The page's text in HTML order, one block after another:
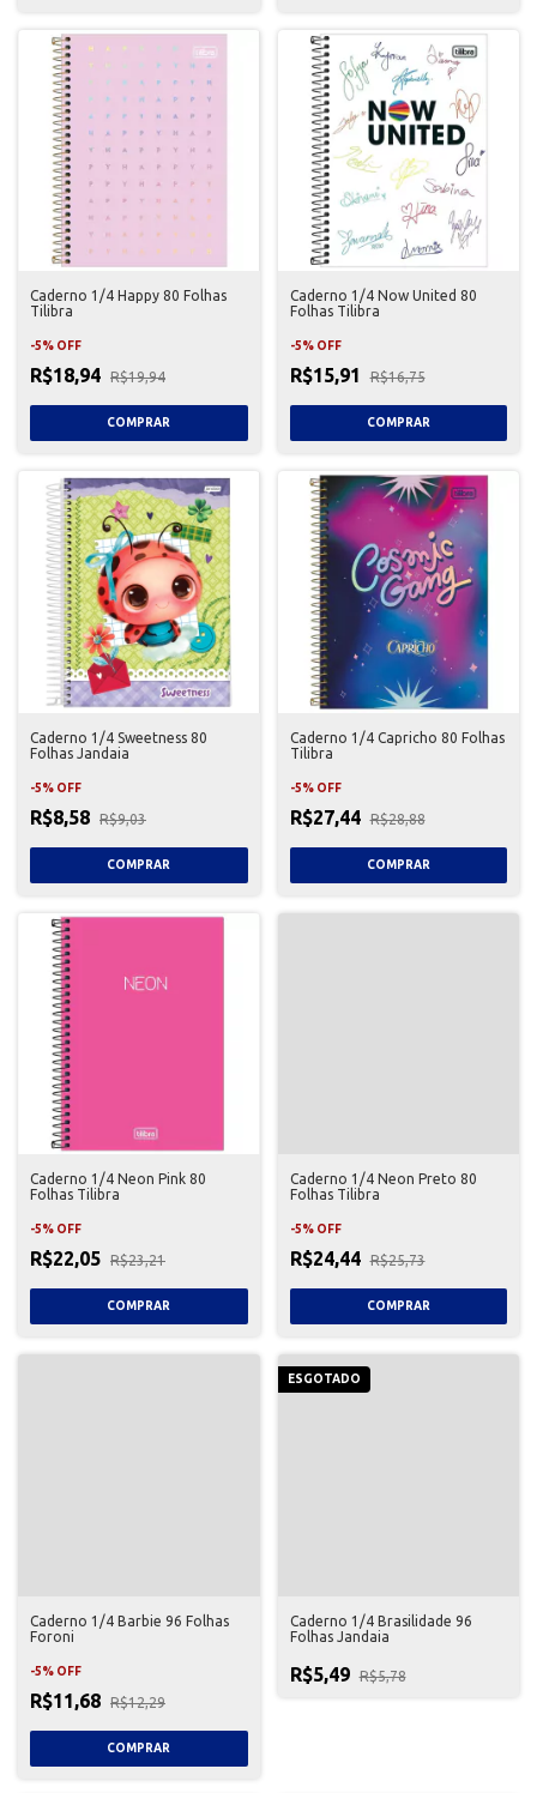
Caderno 1/4 Happy 80 Folhas
Tilibra
-5% OFF
R$18,94 R$19,94
Caderno 1/4 Now United 80
Folhas Tilibra
-5% OFF
R$15,91 R$16,75
Caderno 1/4 Sweetness 80
Folhas Jandaia
-5% OFF
R$8,58 R$9,03
Caderno 1/4 Capricho 80 Folhas
Tilibra
-5% OFF
R$27,44 R$28,88
Caderno 1/4 Neon Pink 80
Folhas Tilibra
-5% OFF
R$22,05 R$23,21
Caderno 1/4 Neon Preto 80
Folhas Tilibra
-5% OFF
R$24,44 R$25,73
Caderno 1/4 Barbie 96 Folhas
Foroni
-5% OFF
R$11,68 R$12,29
ESGOTADO
Caderno 1/4 Brasilidade 96
Folhas Jandaia
R$5,49 R$5,78